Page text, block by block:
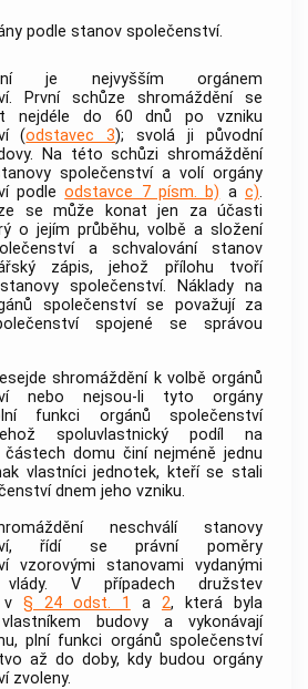
podle stanov společenství.
je nejvyšším orgánem
První schůze shromáždění se
nejdéle do 60 dnů po vzniku
(odstavec 3); svolá ji původní
. Na této schůzi shromáždění
společenství a volí orgány
podleodstavce 7 písm. b) ac).
se může konat jen za účasti
o jejím průběhu, volbě a složení
a schvalování stanov
zápis, jehož přílohu tvoří
společenství. Náklady na
společenství se považují za
spojené se správou
shromáždění k volbě orgánů
nebo nejsou-li tyto orgány
funkci orgánů společenství
spoluvlastnický podíl na
částech domu činí nejméně jednu
vlastnícijednotek, kteří se stali
dnem jeho vzniku.
neschválí stanovy
řídí se právní poměry
vzorovými stanovami vydanými
vlády. V případech družstev
v § 24 odst. 1 a 2, která byla
budovya vykonávají
plní funkci orgánů společenství
až do doby, kdy budou orgány
zvoleny.